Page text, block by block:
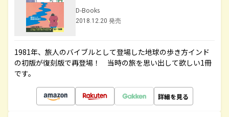
D-Books
2018.12.20 発売
1981年、旅人のバイブルとして登場した地球の歩き方インド
の初版が復刻版で再登場！ 当時の旅を思い出して欲しい1冊
です。
詳細を見る